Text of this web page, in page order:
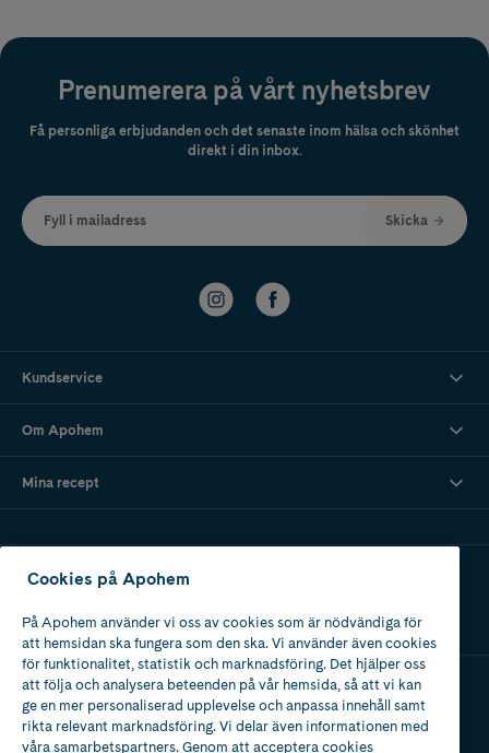
Prenumerera på vårt nyhetsbrev
Få personliga erbjudanden och det senaste inom hälsa och skönhet
direkt i din inbox.
Fyll i mailadress Skicka
Kundservice
Om Apohem
Mina recept
Ladda ner vår app
Apotek med tillstånd
av Läkemedelsverket
Cookies på Apohem
På Apohem använder vi oss av cookies som är nödvändiga för
att hemsidan ska fungera som den ska. Vi använder även cookies
för funktionalitet, statistik och marknadsföring. Det hjälper oss
att följa och analysera beteenden på vår hemsida, så att vi kan
ge en mer personaliserad upplevelse och anpassa innehåll samt
rikta relevant marknadsföring. Vi delar även informationen med
våra samarbetspartners. Genom att acceptera cookies